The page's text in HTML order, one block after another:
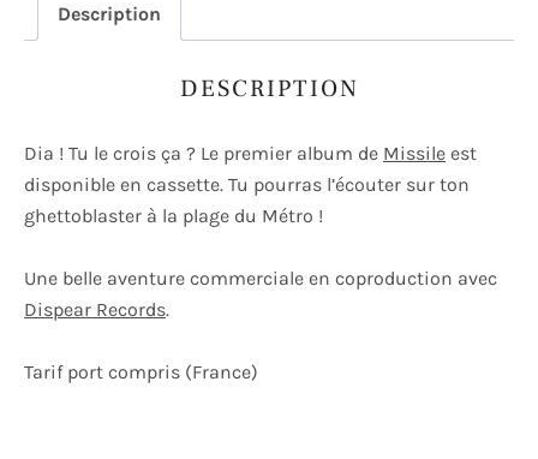
Description
DESCRIPTION
Dia ! Tu le crois ça ? Le premier album de Missile est
disponible en cassette. Tu pourras l’écouter sur ton
ghettoblaster à la plage du Métro !
Une belle aventure commerciale en coproduction avec
Dispear Records.
Tarif port compris (France)